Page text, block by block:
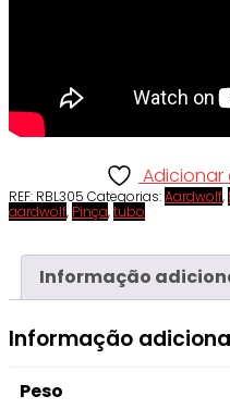
Adicionar
REF: RBL305 Categorias:Aardwolf,
aardwolf, Pinça,tubo
Informação
Informação
Peso